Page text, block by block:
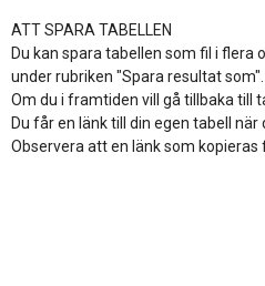
ATT SPARA TABELLEN
Du kan spara tabellen som fil i
under rubriken "Spara resultat som".
Om du i framtiden vill gå tillbaka till
Du får en länk till din egen tabell
Observera att en länk som